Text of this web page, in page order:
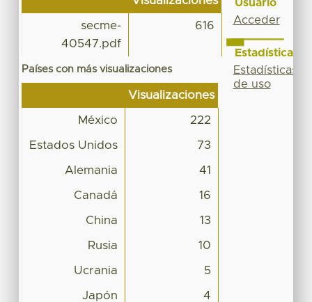
secme-
40547.pdf
616
Países con más visualizaciones
Visualizaciones
México 222
Estados Unidos 73
Alemania 41
Canadá 16
China 13
Rusia 10
Ucrania 5
Japón 4
Usuario
Acceder
Estadísticas
Estadísticas
de uso